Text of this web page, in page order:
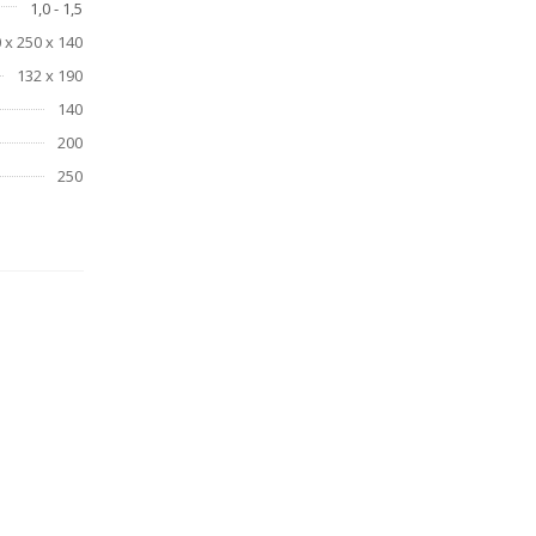
1,0 - 1,5
х 250 х 140
132 х 190
140
200
250